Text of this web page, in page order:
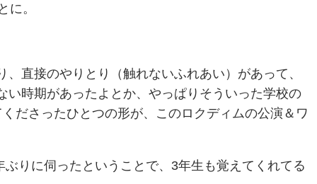
に。
直接のやりとり（触れないふれあい）があって、
時期があったよとか、やっぱりそういった学校の
ださったひとつの形が、このロクディムの公演＆ワ
りに伺ったということで、3年生も覚えてくれてる